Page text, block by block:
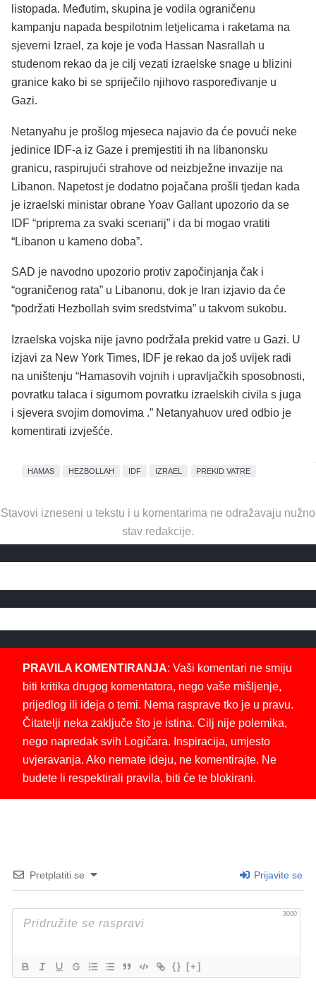
listopada. Međutim, skupina je vodila ograničenu
kampanju napada bespilotnim letjelicama i raketama na
sjeverni Izrael, za koje je vođa Hassan Nasrallah u
studenom rekao da je cilj vezati izraelske snage u blizini
granice kako bi se spriječilo njihovo raspoređivanje u
Gazi.
Netanyahu je prošlog mjeseca najavio da će povući neke
jedinice IDF-a iz Gaze i premjestiti ih na libanonsku
granicu, raspirujući strahove od neizbježne invazije na
Libanon. Napetost je dodatno pojačana prošli tjedan kada
je izraelski ministar obrane Yoav Gallant upozorio da se
IDF “priprema za svaki scenarij” i da bi mogao vratiti
“Libanon u kameno doba”.
SAD je navodno upozorio protiv započinjanja čak i
“ograničenog rata” u Libanonu, dok je Iran izjavio da će
“podržati Hezbollah svim sredstvima” u takvom sukobu.
Izraelska vojska nije javno podržala prekid vatre u Gazi. U
izjavi za New York Times, IDF je rekao da još uvijek radi
na uništenju “Hamasovih vojnih i upravljačkih sposobnosti,
povratku talaca i sigurnom povratku izraelskih civila s juga
i sjevera svojim domovima .” Netanyahuov ured odbio je
komentirati izvješće.
HAMAS HEZBOLLAH IDF IZRAEL PREKID VATRE
Stavovi izneseni u tekstu i u komentarima ne odražavaju nužno
stav redakcije.
PRAVILA KOMENTIRANJA: Vaši komentari ne smiju
biti kritika drugog komentatora, nego vaše mišljenje,
prijedlog ili ideja o temi. Nema rasprave tko je u pravu.
Čitatelji neka zaključe što je istina. Cilj nije polemika,
nego napredak svih Logičara. Inspiracija, umjesto
uvjeravanja. Ako nemate ideju, ne komentirajte. Ne
budete li respektirali pravila, biti će te blokirani.
Pretplatiti se Prijavite se
3000
{} [+]